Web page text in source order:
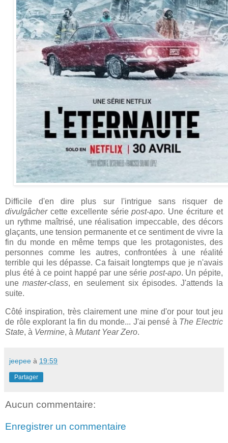
Difficile d'en dire plus sur l'intrigue sans risquer de
divulgâcher cette excellente sériepost-apo. Une écriture et
un rythme maîtrisé, une réalisation impeccable, des décors
glaçants, une tension permanente et ce sentiment de vivre la
fin du monde en même temps que les protagonistes, des
personnes comme les autres, confrontées à une réalité
terrible qui les dépasse. Ca faisait longtemps que je n'avais
plus été à ce point happé par une série post-apo. Un pépite,
unemaster-class, en seulement six épisodes. J'attends la
suite.
Côté inspiration, très clairement une mine d'or pour tout jeu
de rôle explorant la fin du monde... J'ai pensé à The Electric
State, à Vermine, à Mutant Year Zero.
jeepee à 19:59
Partager
Aucun commentaire:
Enregistrer un commentaire